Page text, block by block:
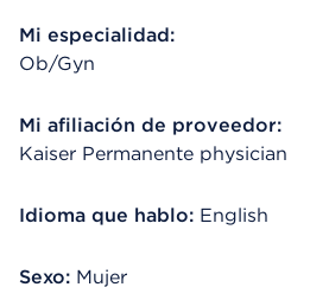
Mi especialidad:
Ob/Gyn
Mi afiliación de proveedor:
Kaiser Permanente physician
Idioma que hablo: English
Sexo: Mujer